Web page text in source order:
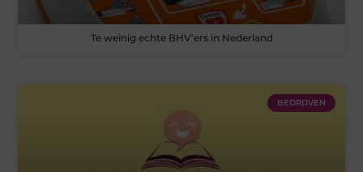
Te weinig echte BHV’ers in Nederland
BEDRIJVEN